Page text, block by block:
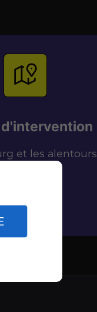
et les alentours